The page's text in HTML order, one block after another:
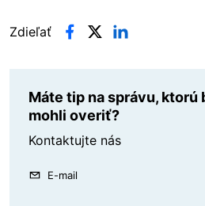
Zdieľať
Máte tip na správu, ktorú
mohli overiť?
Kontaktujte nás
E-mail